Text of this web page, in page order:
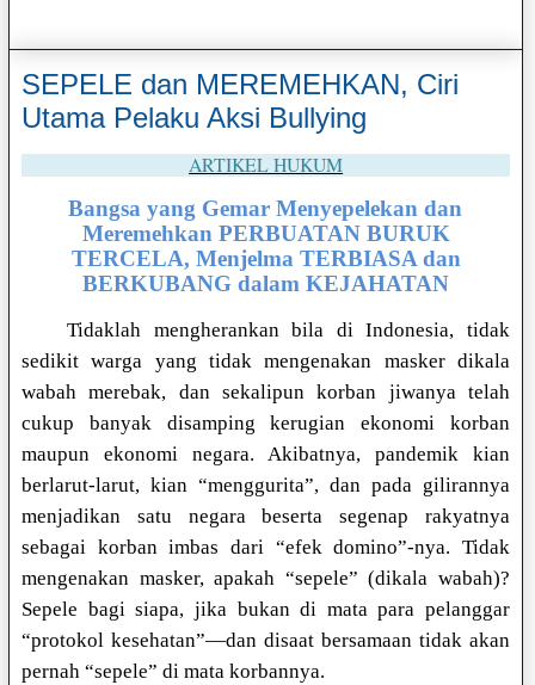
SEPELE dan MEREMEHKAN, Ciri
Utama Pelaku Aksi Bullying
ARTIKEL HUKUM
Bangsa yang Gemar Menyepelekan dan
Meremehkan PERBUATAN BURUK
TERCELA, Menjelma TERBIASA dan
BERKUBANG dalam KEJAHATAN
Tidaklah mengherankan bila di Indonesia, tidak
sedikit warga yang tidak mengenakan masker dikala
wabah merebak, dan sekalipun korban jiwanya telah
cukup banyak disamping kerugian ekonomi korban
maupun ekonomi negara. Akibatnya, pandemik kian
berlarut-larut, kian “menggurita”, dan pada gilirannya
menjadikan satu negara beserta segenap rakyatnya
sebagai korban imbas dari “efek domino”-nya. Tidak
mengenakan masker, apakah “sepele” (dikala wabah)?
Sepele bagi siapa, jika bukan di mata para pelanggar
“protokol kesehatan”—dan disaat bersamaan tidak akan
pernah “sepele” di mata korbannya.